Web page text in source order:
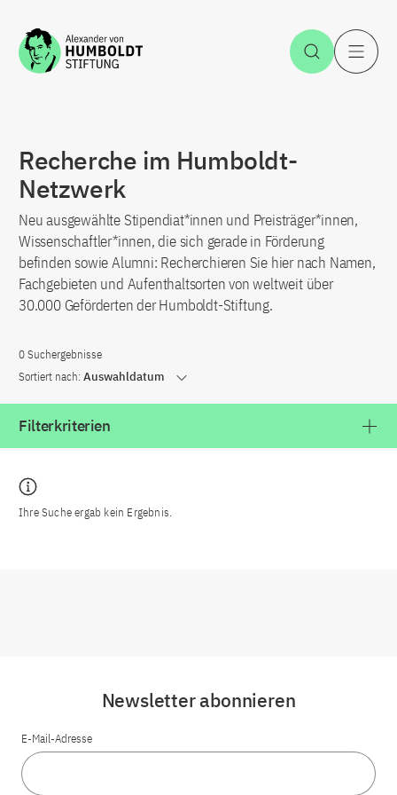
Zum Inhalt springen Suche
Recherche im Humboldt-
Netzwerk
Neu ausgewählte Stipendiat*innen und Preisträger*innen,
Wissenschaftler*innen, die sich gerade in Förderung
befinden sowie Alumni: Recherchieren Sie hier nach Namen,
Fachgebieten und Aufenthaltsorten von weltweit über
30.000 Geförderten der Humboldt-Stiftung.
0 Suchergebnisse
Sortiert nach: Auswahldatum
Filterkriterien
Ihre Suche ergab kein Ergebnis.
Newsletter abonnieren
E-Mail-Adresse